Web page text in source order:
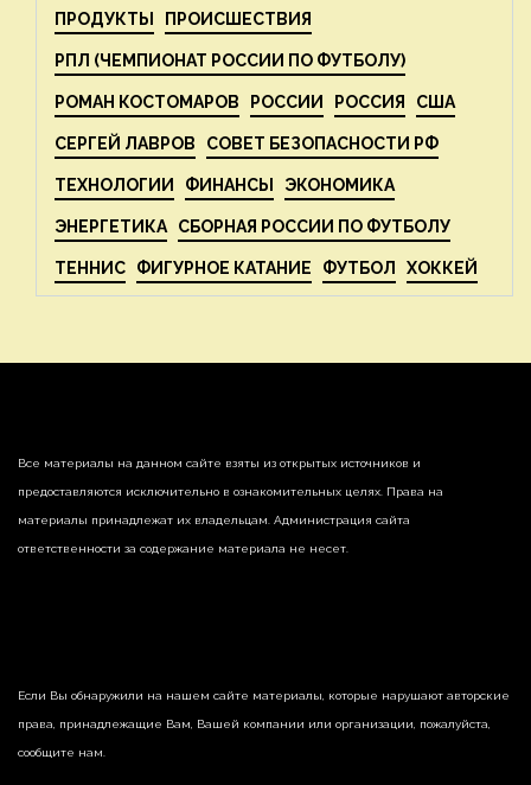
ПРОДУКТЫ ПРОИСШЕСТВИЯ
РПЛ (ЧЕМПИОНАТ РОССИИ ПО ФУТБОЛУ)
РОМАН КОСТОМАРОВ РОССИИ РОССИЯ США
СЕРГЕЙ ЛАВРОВ СОВЕТ БЕЗОПАСНОСТИ РФ
ТЕХНОЛОГИИ ФИНАНСЫ ЭКОНОМИКА
ЭНЕРГЕТИКА СБОРНАЯ РОССИИ ПО ФУТБОЛУ
ТЕННИС ФИГУРНОЕ КАТАНИЕ ФУТБОЛ ХОККЕЙ
Все материалы на данном сайте взяты из открытых источников и
предоставляются исключительно в ознакомительных целях. Права на
материалы принадлежат их владельцам. Администрация сайта
ответственности за содержание материала не несет.
Если Вы обнаружили на нашем сайте материалы, которые нарушают авторские
права, принадлежащие Вам, Вашей компании или организации, пожалуйста,
сообщите нам.